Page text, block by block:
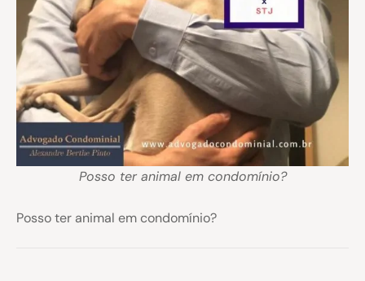
Posso ter animal em condomínio?
Posso ter animal em condomínio?